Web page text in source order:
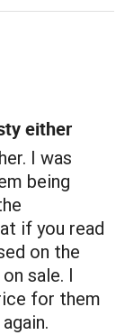
either
I was
being
if you read
on the
sale. I
for them